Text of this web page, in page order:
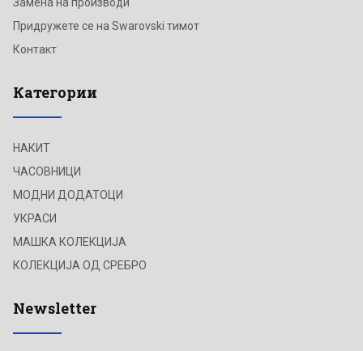
Придружете се на Swarovski тимот
Контакт
Категории
НАКИТ
ЧАСОВНИЦИ
МОДНИ ДОДАТОЦИ
УКРАСИ
МАШКА КОЛЕКЦИЈА
КОЛЕКЦИЈА ОД СРЕБРО
Newsletter